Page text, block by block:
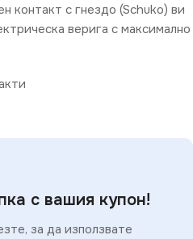
контакт с гнездо (Schuko) ви
верига с максимално
с вашия купон!
за да използвате